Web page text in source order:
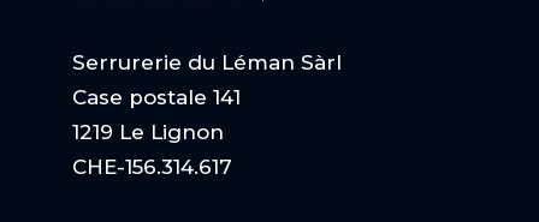
Serrurerie du Léman Sàrl
Case postale 141
1219 Le Lignon
CHE-156.314.617